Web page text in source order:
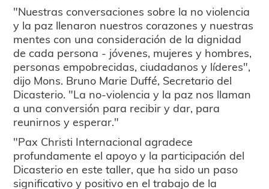
"Nuestras conversaciones sobre la no violencia
y la paz llenaron nuestros corazones y nuestras
mentes con una consideración de la dignidad
de cada persona - jóvenes, mujeres y hombres,
personas empobrecidas, ciudadanos y líderes",
dijo Mons. Bruno Marie Duffé, Secretario del
Dicasterio. "La no-violencia y la paz nos llaman
a una conversión para recibir y dar, para
reunirnos y esperar."
"Pax Christi Internacional agradece
profundamente el apoyo y la participación del
Dicasterio en este taller, que ha sido un paso
significativo y positivo en el trabajo de la